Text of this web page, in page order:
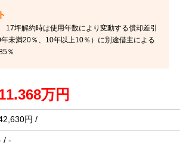
坪解約時は使用年数により変動する償却差引
年未満20％、10年以上10％）に別途借主による
％
万円
円 /
/ -